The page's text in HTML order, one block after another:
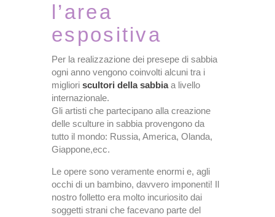
l’area
espositiva
Per la realizzazione dei presepe di sabbia
ogni anno vengono coinvolti alcuni tra i
migliori scultori della sabbiaa livello
internazionale.
Gli artisti che partecipano alla creazione
delle sculture in sabbia provengono da
tutto il mondo: Russia, America, Olanda,
Giappone,ecc.
Le opere sono veramente enormi e, agli
occhi di un bambino, davvero imponenti! Il
nostro folletto era molto incuriosito dai
soggetti strani che facevano parte del